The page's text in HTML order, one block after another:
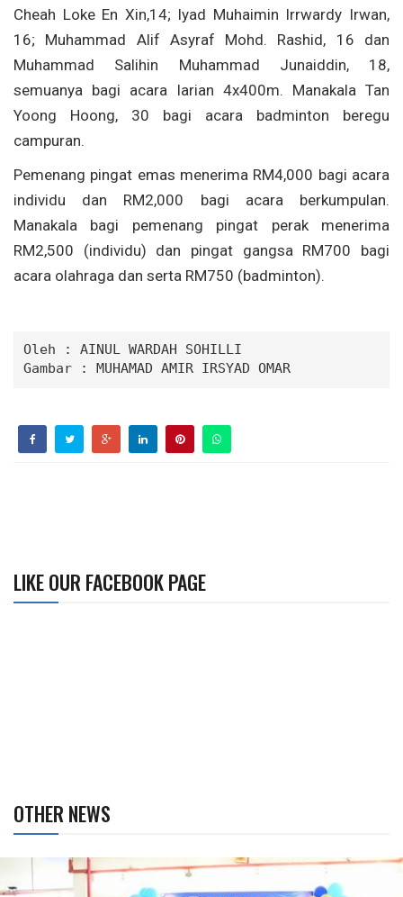
Cheah Loke En Xin,14; Iyad Muhaimin Irrwardy Irwan,
16; Muhammad Alif Asyraf Mohd. Rashid, 16 dan
Muhammad Salihin Muhammad Junaiddin, 18,
semuanya bagi acara larian 4x400m. Manakala Tan
Yoong Hoong, 30 bagi acara badminton beregu
campuran.
Pemenang pingat emas menerima RM4,000 bagi acara
individu dan RM2,000 bagi acara berkumpulan.
Manakala bagi pemenang pingat perak menerima
RM2,500 (individu) dan pingat gangsa RM700 bagi
acara olahraga dan serta RM750 (badminton).
Oleh : AINUL WARDAH SOHILLI
Gambar :
MUHAMAD AMIR IRSYAD OMAR
LIKE OUR FACEBOOK PAGE
OTHER NEWS